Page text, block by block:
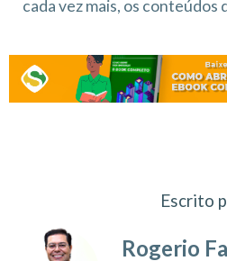
cada vez mais, os conteúdos
Escrito
Rogerio